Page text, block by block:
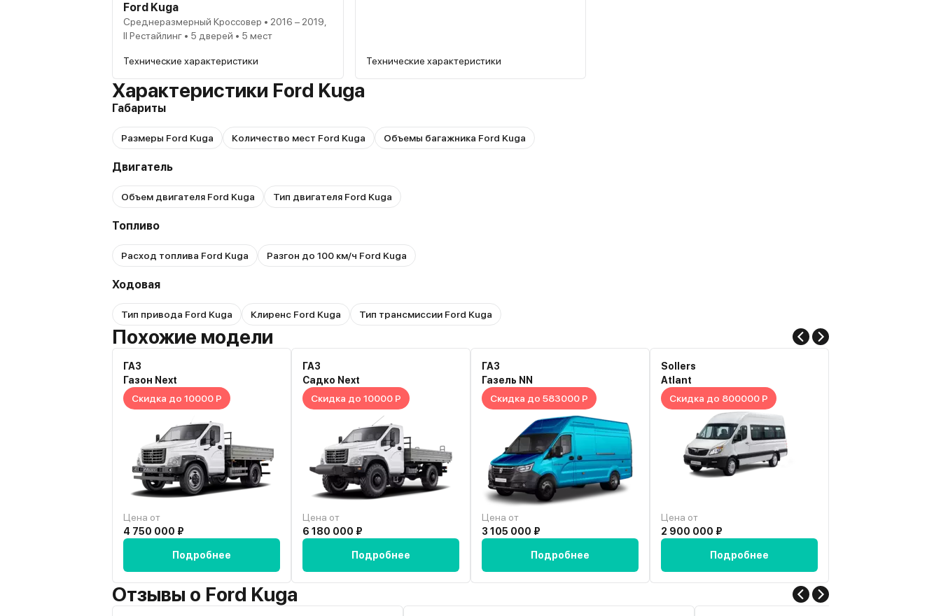
Ford Kuga
Среднеразмерный Кроссовер • 2016 – 2019,
II Рестайлинг • 5 дверей • 5 мест
Технические характеристики Технические характеристики
Характеристики Ford Kuga
Габариты
Размеры Ford Kuga Количество мест Ford Kuga Объемы багажника Ford Kuga
Двигатель
Объем двигателя Ford Kuga Тип двигателя Ford Kuga
Топливо
Расход топлива Ford Kuga Разгон до 100 км/ч Ford Kuga
Ходовая
Тип привода Ford Kuga Клиренс Ford Kuga Тип трансмиссии Ford Kuga
Похожие модели
ГАЗ
Газон Next
Скидка до 10000 Р
Цена от
4 750 000 ₽
Подробнее
ГАЗ
Садко Next
Скидка до 10000 Р
Цена от
6 180 000 ₽
Подробнее
ГАЗ
Газель NN
Скидка до 583000 Р
Цена от
3 105 000 ₽
Подробнее
Sollers
Atlant
Скидка до 800000 Р
Цена от
2 900 000 ₽
Подробнее
Отзывы о Ford Kuga